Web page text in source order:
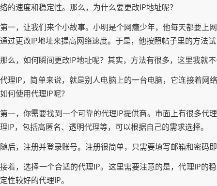
络的速度和稳定性。那么，为什么要更改IP地址呢？
第一，让我们来个小故事。小明是个网瘾少年，他每天都要上
通过更改IP地址来提高网络速度。于是，他按照帖子里的方法
那么，如何瞬间更改IP地址呢？其实，方法有很多，这里我
代理IP，简单来说，就是别人电脑上的一台电脑，它连接着网
如何使用代理IP呢？
第一，你需要找到一个可靠的代理IP提供商。市面上有很多代
理IP，包括高匿名、透明代理等，可以根据自己的需求选择。
随后，注册并登录账号。注册很简单，只需要填写邮箱和密码
接着，选择一个合适的代理IP。这里需要注意的是，代理IP的
定性较好的代理IP。